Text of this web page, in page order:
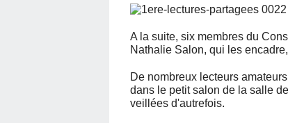
A la suite, six membres du
Nathalie Salon, qui les
De nombreux lecteurs
dans le petit salon de la salle
veillées d'autrefois.